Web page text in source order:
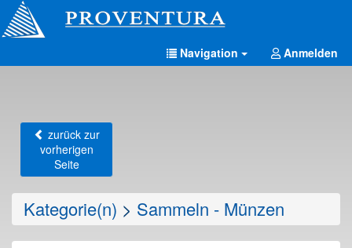
Navigation Anmelden
zurück zur
vorherigen
Seite
Kategorie(n) > Sammeln - Münzen